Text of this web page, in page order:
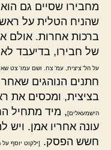
מחבירו שסיים גם
שהניח הטלית על
ברכות אחרות. אולם
של חבירו, בדיעבד לא
על הל' ציצית, עמ' צח. ושם עמו' צט
חתנים הנוהגים
בציצית, ומכסים את
הישמעאלים], מיד מתחיל
עונה אחריו אמן. ויש
חשש הפסק.
[ילקוט יוסף